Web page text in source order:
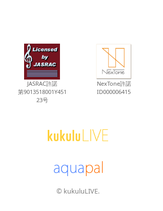
JASRAC許諾
第9013518001Y451
23号
NexTone許諾
ID000006415
© kukuluLIVE.